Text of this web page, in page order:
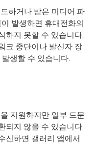
하거나 받은 미디어 파
발생하면 휴대전화의
하지 못할 수 있습니다.
크 중단이나 발신자 장
생할 수 있습니다.
지원하지만 일부 드문
되지 않을 수 있습니다.
신하면 갤러리 앱에서